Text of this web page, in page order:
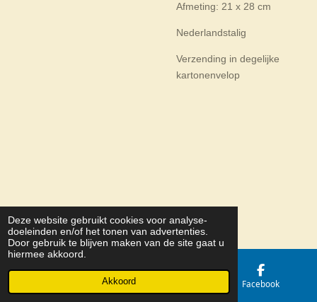
Deze website gebruikt cookies voor analyse-
doeleinden en/of het tonen van advertenties.
Door gebruik te blijven maken van de site gaat u
hiermee akkoord.
Akkoord
Afmeting: 21 x 28 cm
Nederlandstalig
Verzending in degelijke
kartonenvelop
© 2026 Belize Holding b.v.
Facebook